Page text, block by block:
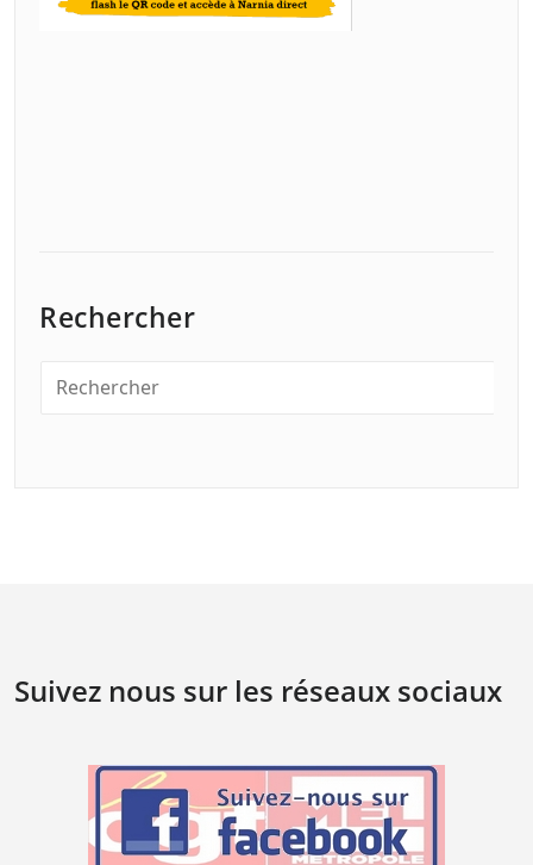
Rechercher
Suivez nous sur les réseaux sociaux